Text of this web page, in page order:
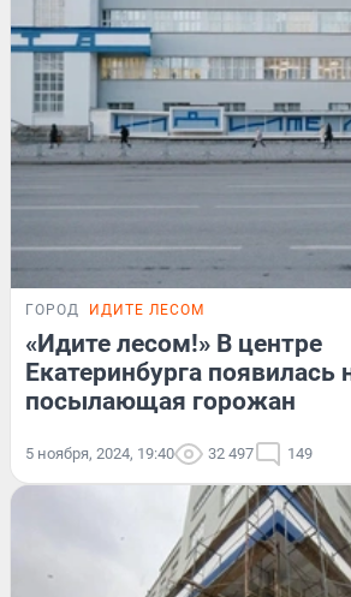
ГОРОД ИДИТЕ ЛЕСОМ
«Идите лесом!» В центре
Екатеринбурга появилась
посылающая горожан
5 ноября, 2024, 19:40 32 497 149